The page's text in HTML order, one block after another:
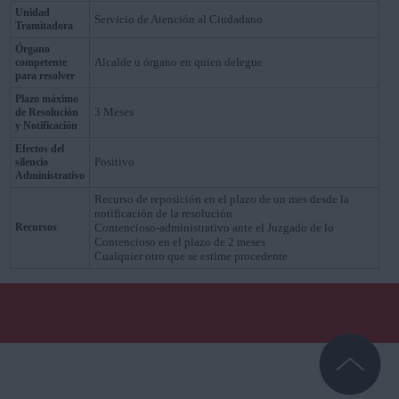
Unidad
Tramitadora
Servicio de Atención al Ciudadano
Órgano
competente
para resolver
Alcalde u órgano en quien delegue
Plazo máximo
de Resolución
y Notificación
3 Meses
Efectos del
silencio
Administrativo
Positivo
Recursos
Recurso de reposición en el plazo de un mes desde la
notificación de la resolución
Contencioso-administrativo ante el Juzgado de lo
Contencioso en el plazo de 2 meses
Cualquier otro que se estime procedente